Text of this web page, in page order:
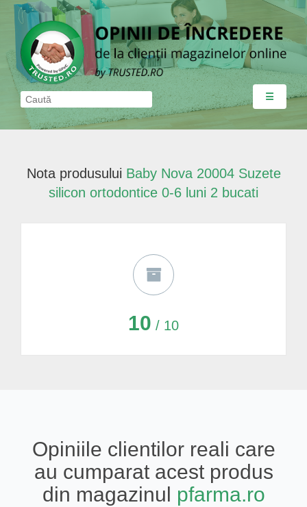
☰
Nota produsului Baby Nova 20004 Suzete
silicon ortodontice 0-6 luni 2 bucati
10 / 10
Opiniile clientilor reali care
au cumparat acest produs
din magazinul pfarma.ro